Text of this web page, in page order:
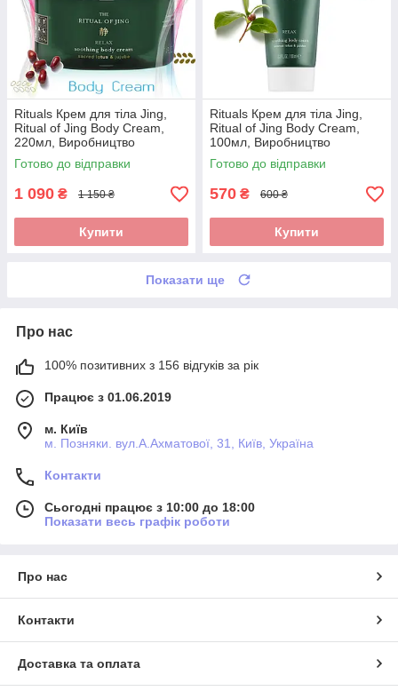
Rituals Крем для тіла Jing,
Ritual of Jing Body Cream,
220мл, Виробництво
Нідерланди
Готово до відправки
1 090 ₴ 1 150 ₴
Купити
Rituals Крем для тіла Jing,
Ritual of Jing Body Cream,
100мл, Виробництво
Нідерланди
Готово до відправки
570 ₴ 600 ₴
Купити
Показати ще
Про нас
100% позитивних з 156 відгуків за рік
Працює з 01.06.2019
м. Київ
м. Позняки. вул.А.Ахматової, 31, Київ, Україна
Контакти
Сьогодні працює з 10:00 до 18:00
Показати весь графік роботи
Про нас
Контакти
Доставка та оплата